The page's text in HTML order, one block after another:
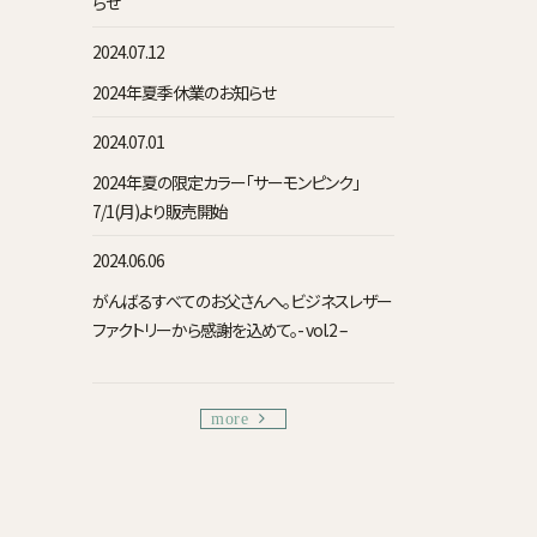
2024.07.12
2024年夏季休業のお知らせ
2024.07.01
2024年夏の限定カラー「サーモンピンク」
7/1(月)より販売開始
2024.06.06
がんばるすべてのお父さんへ。ビジネスレザー
ファクトリーから感謝を込めて。- vol.2 –
more